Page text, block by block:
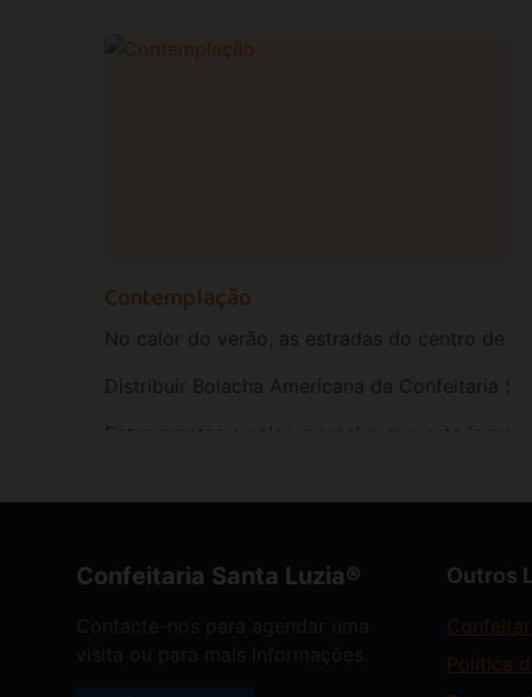
Contemplação
No calor do verão, as estradas do centro de
Distribuir Bolacha Americana da Confeitaria
Entre montes e vales, percebo que esta
Confeitaria Santa Luzia® Outros
Política